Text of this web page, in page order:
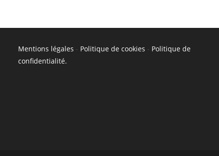
Mentions légales - Politique de cookies - Politique de
confidentialité.